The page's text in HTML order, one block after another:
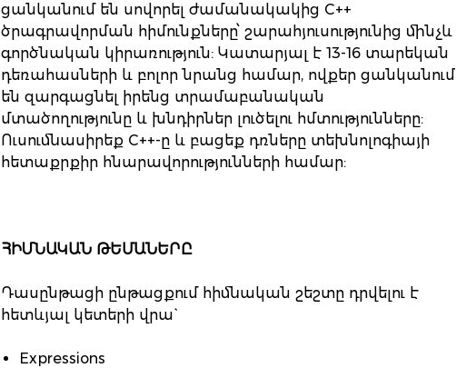
ցանկանում են սովորել ժամանակակից C++
ծրագրավորման հիմունքները՝ շարահյուսությունից մինչև
գործնական կիրառություն: Կատարյալ է 13-16 տարեկան
դեռահասների և բոլոր նրանց համար, ովքեր ցանկանում
են զարգացնել իրենց տրամաբանական
մտածողությունը և խնդիրներ լուծելու հմտությունները:
Ուսումնասիրեք C++-ը և բացեք դռները տեխնոլոգիայի
հետաքրքիր հնարավորությունների համար:
ՀԻՄՆԱԿԱՆ ԹԵՄԱՆԵՐԸ
Դասընթացի ընթացքում հիմնական շեշտը դրվելու է
հետևյալ կետերի վրա`
Expressions